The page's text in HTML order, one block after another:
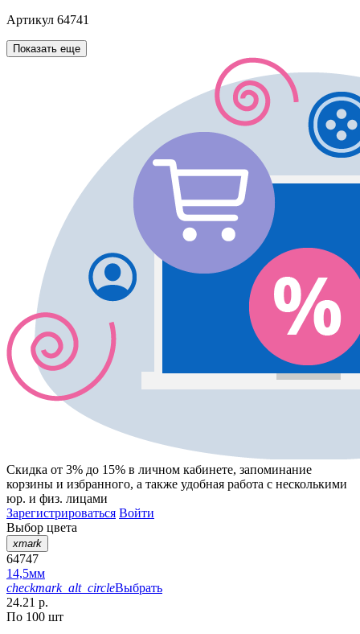
Артикул 64741
Показать еще
Скидка от 3% до 15% в личном кабинете, запоминание
корзины и избранного, а также удобная работа с несколькими
юр. и физ. лицами
Зарегистрироваться Войти
Выбор цвета
xmark
64747
14,5мм
checkmark_alt_circleВыбрать
24.21 р.
По 100 шт